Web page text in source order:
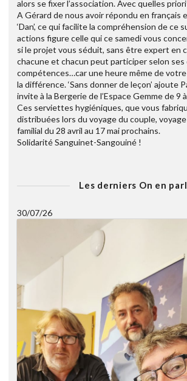
alors se fixer l’association. Avec quelles
A Gérard de nous avoir répondu en français
‘Dan’, ce qui facilite la compréhension de ce
actions figure celle qui ce samedi vous
si le projet vous séduit, sans être expert en
chacune et chacun peut participer selon ses
compétences…car une heure même de
la différence. ‘Sans donner de leçon’ ajoute
invite à la Bergerie de l’Espace Gemme de 9
Ces serviettes hygiéniques, que vous
distribuées lors du voyage du couple,
familial du 28 avril au 17 mai prochains.
Solidarité Sanguinet-Sangouiné !
Les derniers On en
30/07/26